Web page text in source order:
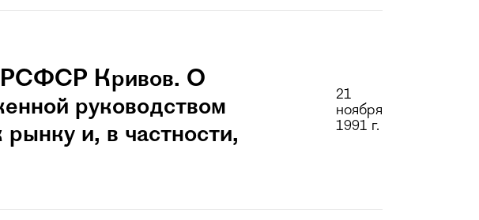
РСФСР Кpивов. О
руководством
и, в частности,
21
ноября
1991 г.